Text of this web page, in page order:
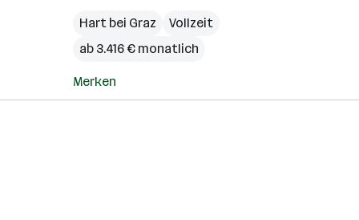
Hart bei Graz
Vollzeit
ab 3.416 € monatlich
Merken